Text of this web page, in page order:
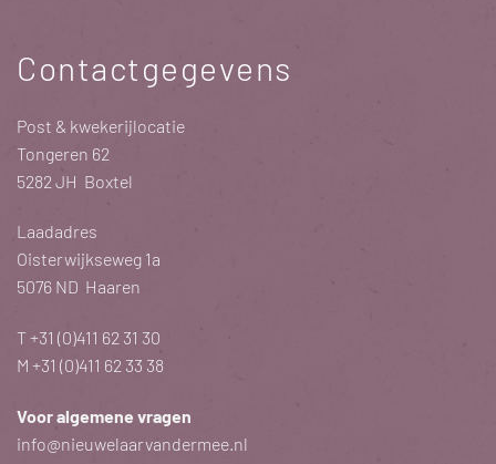
Contactgegevens
Post & kwekerijlocatie
Tongeren 62
5282 JH Boxtel
Laadadres
Oisterwijkseweg 1a
5076 ND Haaren
T+31 (0)411 62 31 30
M +31 (0)411 62 33 38
Voor algemene vragen
info@nieuwelaarvandermee.nl